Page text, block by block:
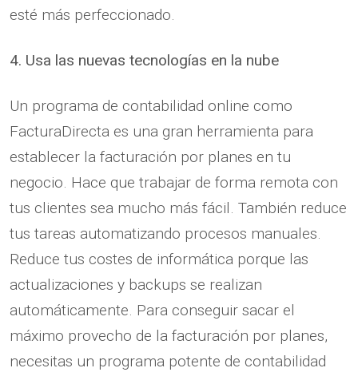
esté más perfeccionado.
4. Usa las nuevas tecnologías en la nube
Un programa de contabilidad online como
FacturaDirecta es una gran herramienta para
establecer la facturación por planes en tu
negocio. Hace que trabajar de forma remota con
tus clientes sea mucho más fácil. También reduce
tus tareas automatizando procesos manuales.
Reduce tus costes de informática porque las
actualizaciones y backups se realizan
automáticamente. Para conseguir sacar el
máximo provecho de la facturación por planes,
necesitas un programa potente de contabilidad